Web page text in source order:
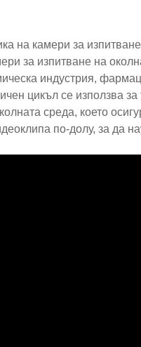
на камери за
за изпитване на
индустрия,
цикъл се използва
среда, което
по-долу, за да